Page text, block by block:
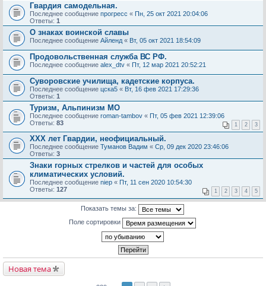
Гвардия самодельная.
Последнее сообщение прогресс « Пн, 25 окт 2021 20:04:06
Ответы: 1
О знаках воинской славы
Последнее сообщение Айленд « Вт, 05 окт 2021 18:54:09
Продовольственная служба ВС РФ.
Последнее сообщение alex_dtv « Пт, 12 мар 2021 20:52:21
Суворовские училища, кадетские корпуса.
Последнее сообщение цска5 « Вт, 16 фев 2021 17:29:36
Ответы: 1
Туризм, Альпинизм МО
Последнее сообщение roman-tambov « Пт, 05 фев 2021 12:39:06
Ответы: 83 1 2 3
ХХХ лет Гвардии, неофициальный.
Последнее сообщение Туманов Вадим « Ср, 09 дек 2020 23:46:06
Ответы: 3
Знаки горных стрелков и частей для особых
климатических условий.
Последнее сообщение niep « Пт, 11 сен 2020 10:54:30
Ответы: 127 1 2 3 4 5
Показать темы за:
Поле сортировки
Новая тема